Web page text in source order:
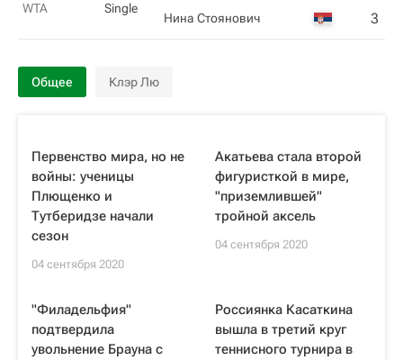
WTA
Single
Нина Стоянович 3
Общее Клэр Лю
Первенство мира, но не
войны: ученицы
Плющенко и
Тутберидзе начали
сезон
04 сентября 2020
Акатьева стала второй
фигуристкой в мире,
"приземлившей"
тройной аксель
04 сентября 2020
"Филадельфия"
подтвердила
увольнение Брауна с
Россиянка Касаткина
вышла в третий круг
теннисного турнира в